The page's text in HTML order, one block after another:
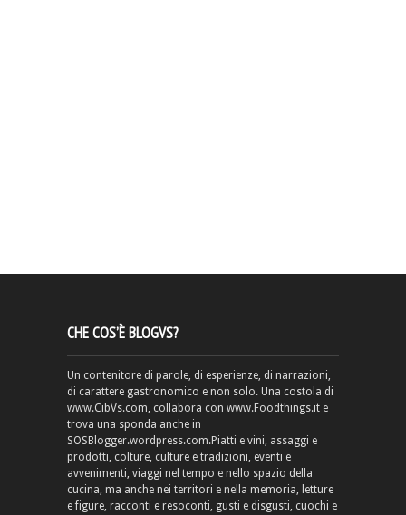
CHE COS’È BLOGVS?
Un contenitore di parole, di esperienze, di narrazioni,
di carattere gastronomico e non solo. Una costola di
www.CibVs.com, collabora con www.Foodthings.it e
trova una sponda anche in
SOSBlogger.wordpress.com.Piatti e vini, assaggi e
prodotti, colture, culture e tradizioni, eventi e
avvenimenti, viaggi nel tempo e nello spazio della
cucina, ma anche nei territori e nella memoria, letture
e figure, racconti e resoconti, gusti e disgusti, cuochi e